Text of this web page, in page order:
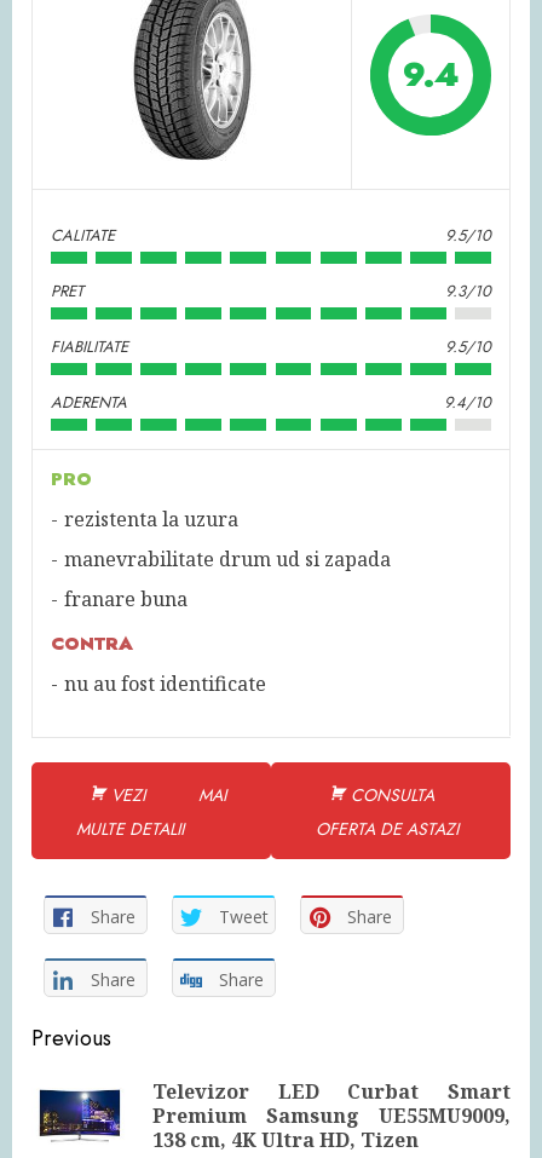
9.4
CALITATE 9.5/10
PRET 9.3/10
FIABILITATE 9.5/10
ADERENTA 9.4/10
PRO
rezistenta la uzura
manevrabilitate drum ud si zapada
franare buna
CONTRA
nu au fost identificate
VEZI MAI
MULTE DETALII
CONSULTA
OFERTA DE ASTAZI
Share Tweet Share
Share Share
Continue
Reading
Previous
Televizor LED Curbat Smart
Premium Samsung UE55MU9009,
138 cm, 4K Ultra HD, Tizen